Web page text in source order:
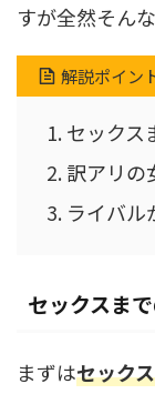
すが全然そん
解説ポイン
セックス
訳アリの
ライバル
セックスま
まずはセック